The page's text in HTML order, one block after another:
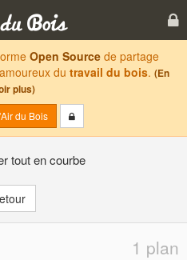
Open Sourcede partage
du travail du bois. (En
plus)
du Bois
tout en courbe
1 plan